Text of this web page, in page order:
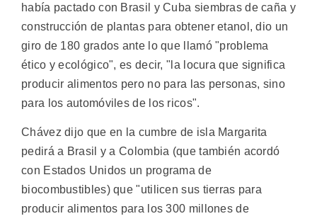
había pactado con Brasil y Cuba siembras de caña y
construcción de plantas para obtener etanol, dio un
giro de 180 grados ante lo que llamó "problema
ético y ecológico", es decir, "la locura que significa
producir alimentos pero no para las personas, sino
para los automóviles de los ricos".
Chávez dijo que en la cumbre de isla Margarita
pedirá a Brasil y a Colombia (que también acordó
con Estados Unidos un programa de
biocombustibles) que "utilicen sus tierras para
producir alimentos para los 300 millones de